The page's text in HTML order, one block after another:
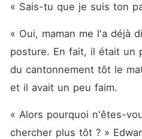
« Sais-tu que je suis ton
« Oui, maman me l'a déjà
posture. En fait, il était un
du cantonnement tôt le
et il avait un peu faim.
« Alors pourquoi n'êtes-
chercher plus tôt ? »